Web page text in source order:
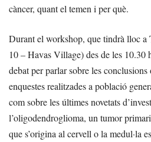
càncer, quant el temen i per què.
Durant el workshop, que tindrà lloc
10 – Havas Village) des de les 10.30
debat per parlar sobre les
enquestes realitzades a població
com sobre les últimes novetats
l’oligodendroglioma, un tumor
que s’origina al cervell o la medul·la